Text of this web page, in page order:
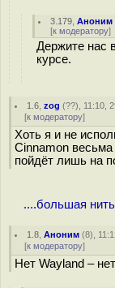
3.179 ,Аноним
[к модератору]
Держите нас
курсе.
1.6 ,zog (??), 11:10,
[к модератору]
Хоть я и не
Cinnamon
пойдёт лишь на
....большая
1.8 ,Аноним (8),
[к модератору]
Нет Wayland –